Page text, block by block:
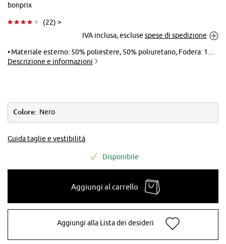
ingrandire
bonprix
(22) >
IVA inclusa, escluse spese di spedizione
Materiale esterno: 50% poliestere, 50% poliuretano, Fodera: 100% poliestere
Descrizione e informazioni
Colore: Nero
Guida taglie e vestibilità
Disponibile
Aggiungi al carrello
Aggiungi alla Lista dei desideri